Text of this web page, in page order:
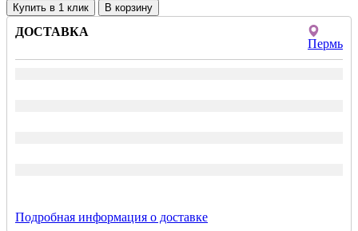
Купить в 1 клик
ДОСТАВКА
Пермь
Подробная информация о доставке